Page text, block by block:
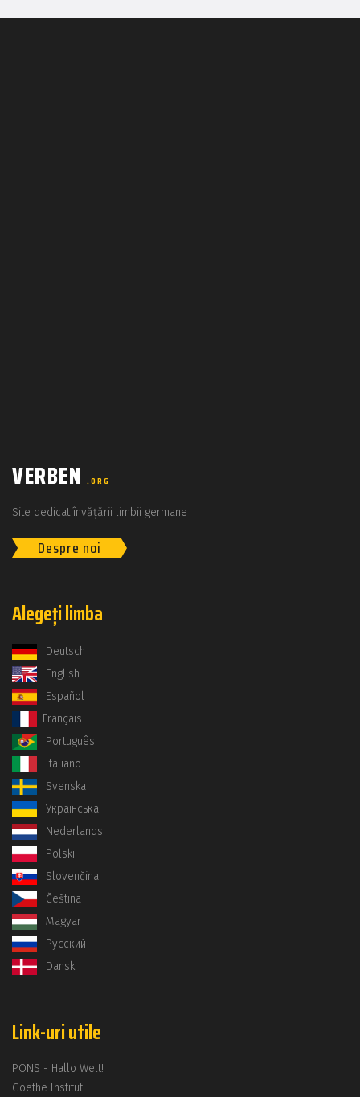
VERBEN .ORG
Site dedicat învățării limbii germane
Despre noi
Alegeți limba
Deutsch
English
Español
Français
Português
Italiano
Svenska
Українська
Nederlands
Polski
Slovenčina
Čeština
Magyar
Русский
Dansk
Link-uri utile
PONS - Hallo Welt!
Goethe Institut